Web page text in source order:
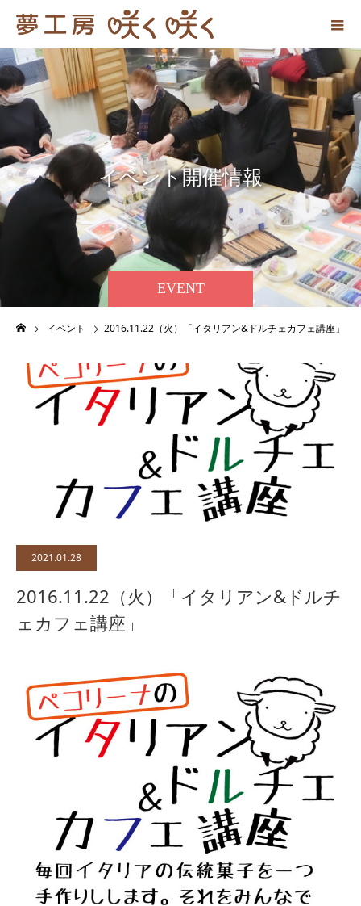
EVENT
イベント開催情報
イベント 2016.11.22（火）「イタリアン&ドルチェカフェ講座」
2021.01.28
2016.11.22（火）「イタリアン&ドルチ
ェカフェ講座」